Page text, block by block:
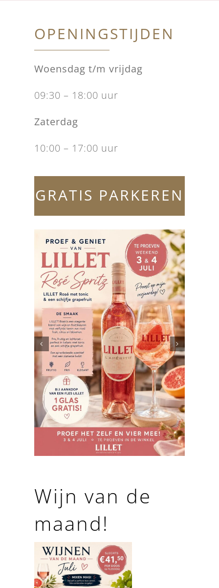
OPENINGSTIJDEN
Woensdag t/m vrijdag
09:30 – 18:00 uur
Zaterdag
10:00 – 17:00 uur
GRATIS PARKEREN
Wijn van de
maand!